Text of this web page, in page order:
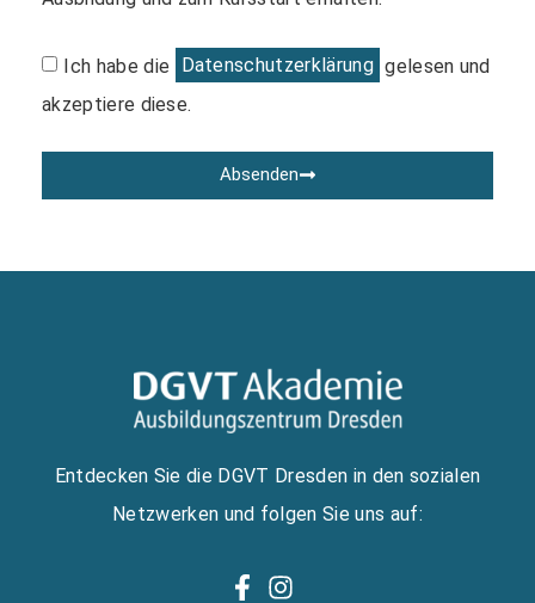
Ich habe die Datenschutzerklärung gelesen und
akzeptiere diese.
Absenden
Entdecken Sie die DGVT Dresden in den sozialen
Netzwerken und folgen Sie uns auf: